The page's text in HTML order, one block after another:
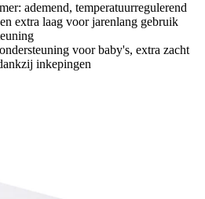
ademend, temperatuurregulerend
extra laag voor jarenlang gebruik
voor baby's, extra zacht
inkepingen